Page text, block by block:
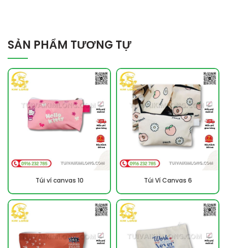
SẢN PHẨM TƯƠNG TỰ
Túi ví canvas 10 Túi Ví Canvas 6